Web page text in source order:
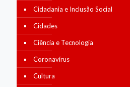
Cidadania e Inclusão Social
Cidades
Ciência e Tecnologia
Coronavírus
Cultura